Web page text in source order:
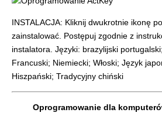
INSTALACJA: Kliknij dwukrotnie ikonę
zainstalować. Postępuj zgodnie z
instalatora. Języki: brazylijski
Francuski; Niemiecki; Włoski; Język
Hiszpański; Tradycyjny chiński
Oprogramowanie dla